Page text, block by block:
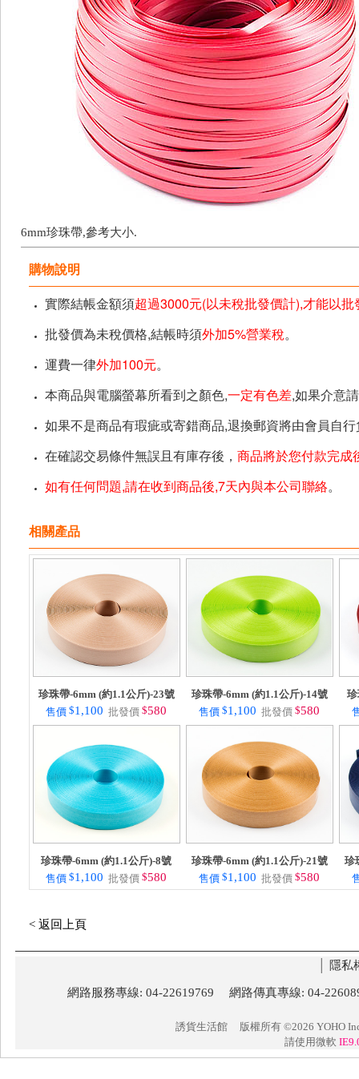
6mm珍珠帶,參考大小.
購物說明
實際結帳金額須超過3000元(以未稅批發價計),才能以批
批發價為未稅價格,結帳時須外加5%營業稅。
運費一律外加100元。
本商品與電腦螢幕所看到之顏色,一定有色差,如果介意
如果不是商品有瑕疵或寄錯商品,退換郵資將由會員自行
在確認交易條件無誤且有庫存後， 商品將於您付款完成
如有任何問題,請在收到商品後,7天內與本公司聯絡。
相關產品
珍珠帶-6mm (約1.1公斤)-23號
售價 $1,100 批發價 $580
珍珠帶-6mm (約1.1公斤)-14號
售價 $1,100 批發價 $580
珍珠帶-6mm (約1.1公斤)-8號
售價 $1,100 批發價 $580
珍珠帶-6mm (約1.1公斤)-21號
售價 $1,100 批發價 $580
珍
< 返回上頁
隱私
網路服務專線: 04-22619769 網路傳真專線: 04-
誘貨生活館
版權所有 ©2026 YOHO
請使用微軟